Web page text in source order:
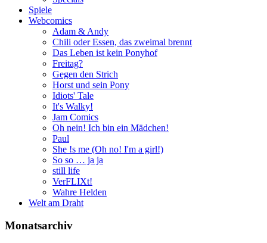
Spiele
Webcomics
Adam & Andy
Chili oder Essen, das zweimal brennt
Das Leben ist kein Ponyhof
Freitag?
Gegen den Strich
Horst und sein Pony
Idiots' Tale
It's Walky!
Jam Comics
Oh nein! Ich bin ein Mädchen!
Paul
She !s me (Oh no! I'm a girl!)
So so … ja ja
still life
VerFLIXt!
Wahre Helden
Welt am Draht
Monatsarchiv